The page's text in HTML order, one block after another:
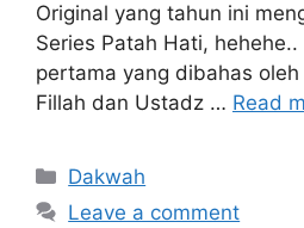
Original yang tahun ini
Series Patah Hati,
pertama yang dibahas
Fillah dan Ustadz … Read
Categories
Dakwah
Leave a comment